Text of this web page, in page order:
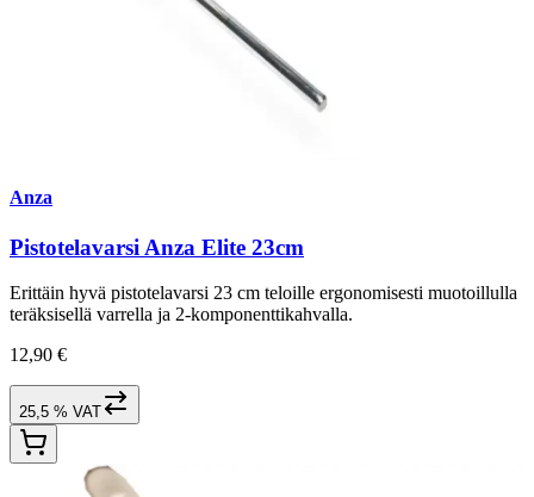
Anza
Pistotelavarsi Anza Elite 23cm
Erittäin hyvä pistotelavarsi 23 cm teloille ergonomisesti muotoillulla
teräksisellä varrella ja 2-komponenttikahvalla.
12,90 €
25,5 % VAT